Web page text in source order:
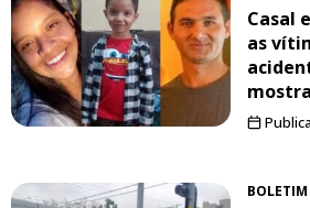
Casal
as